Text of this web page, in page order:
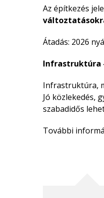
Az építkezés
Átadás: 2026
Infrastruktúra
Infrastruktúra,
Jó közlekedés,
szabadidős
További